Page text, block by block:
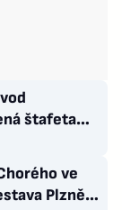
štafeta
(16)
ve
Plzně